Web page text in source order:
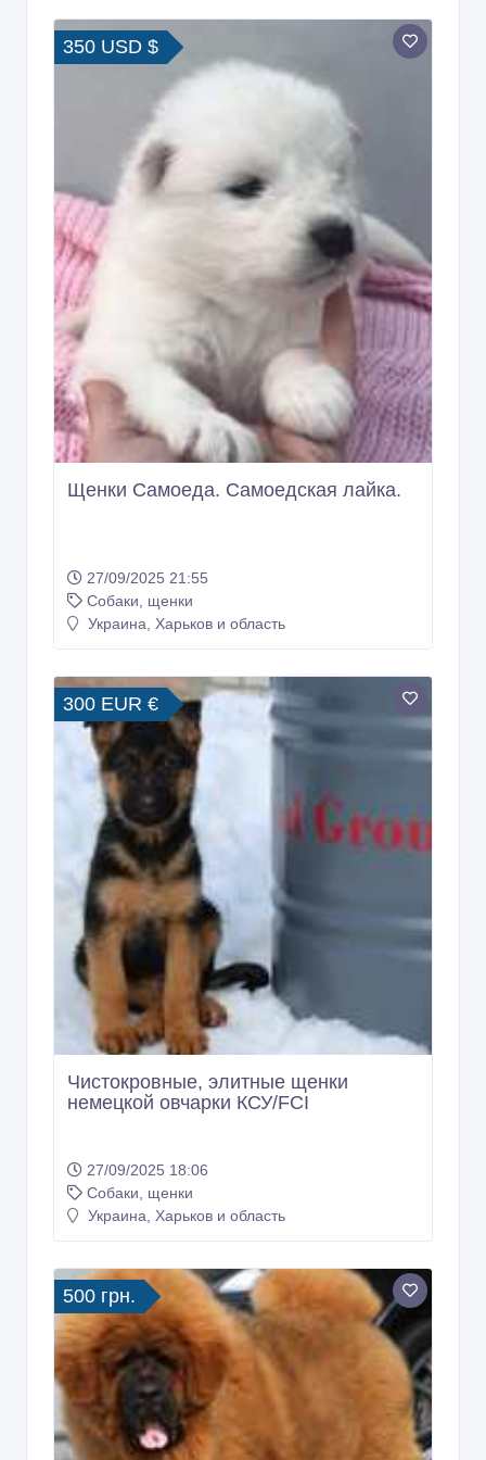
Щенки Самоеда. Самоедская лайка.
27/09/2025 21:55
Украина, Харьков и область
300 EUR €
Чистокровные, элитные щенки
немецкой овчарки КСУ/FCI
27/09/2025 18:06
Собаки, щенки
Украина, Харьков и область
500 грн.
Щенки тибетский мастифф питомник
ксу
18/07/2020 19:13
Собаки, щенки